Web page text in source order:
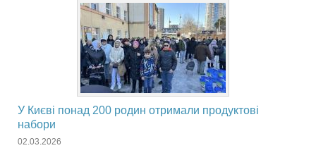
У Києві понад 200 родин отримали продуктові
набори
02.03.2026